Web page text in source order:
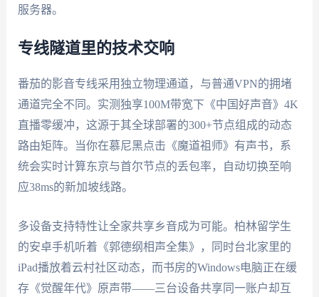
服务器。
专线隧道里的技术交响
番茄的影音专线采用独立物理通道，与普通VPN的拥堵
通道完全不同。实测独享100M带宽下《中国好声音》4K
直播零缓冲，这源于其全球部署的300+节点组成的动态
路由矩阵。当你在慕尼黑点击《魔道祖师》有声书，系
统会实时计算东京与首尔节点的丢包率，自动切换至响
应38ms的新加坡线路。
多设备支持特性让全家共享乡音成为可能。柏林留学生
的安卓手机听着《郭德纲相声全集》，同时台北家里的
iPad播放着云村社区动态，而书房的Windows电脑正在缓
存《觉醒年代》原声带——三台设备共享同一账户却互